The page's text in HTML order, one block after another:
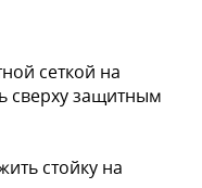
сеткой на
сверху защитным
стойку на